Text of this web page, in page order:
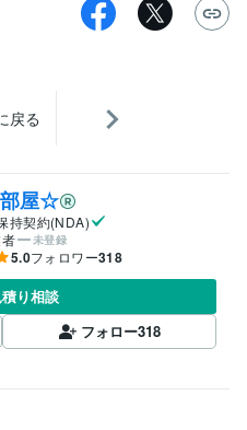
戻る
屋☆
持契約(NDA)
未登録
5.0フォロワー318
り相談
フォロー318